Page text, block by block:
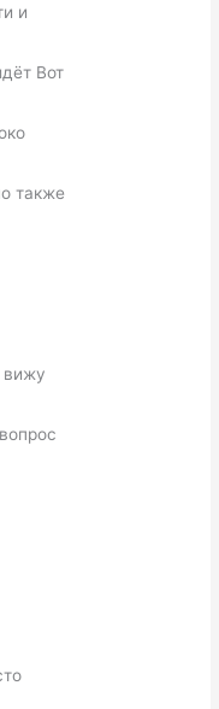
и
Вот
также
вижу